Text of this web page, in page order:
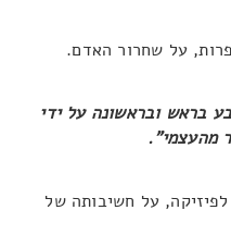
על שחרור האדם.
בראש ובראשונה על ידי
מהעצמי".
לפיזיקה, על חשיבותה של